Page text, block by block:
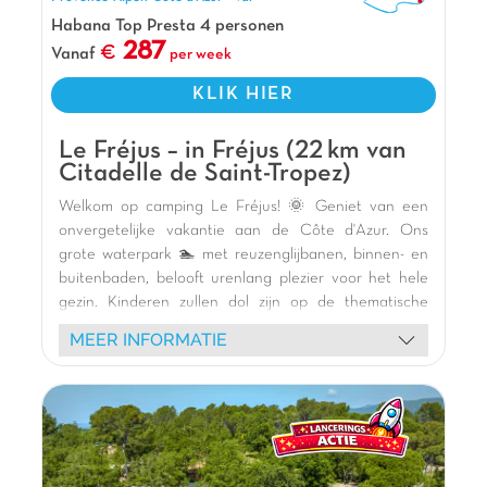
Habana Top Presta 4 personen
Vanaf
287 per week
KLIK HIER
Le Fréjus – in Fréjus (22 km van
Citadelle de Saint-Tropez)
Welkom op camping Le Fréjus! 🌞 Geniet van een
onvergetelijke vakantie aan de Côte d'Azur. Ons
grote waterpark 🏊 met reuzenglijbanen, binnen- en
buitenbaden, belooft urenlang plezier voor het hele
gezin. Kinderen zullen dol zijn op de thematische
speeltuin 🎢 en de pumptrack voor BMX. Verblijf in
onze comfortabele stacaravans 🏕️ met schaduwrijk
animatie met mascottes, schuimparty's en de
buitenbar. Verken de omgeving: de haven van Fréjus,
Saint-Raphaël, de stranden van Saint-Aygulf en Agay,
het Massif de l'Estérel, en steden zoals Cannes,
MEER INFORMATIE